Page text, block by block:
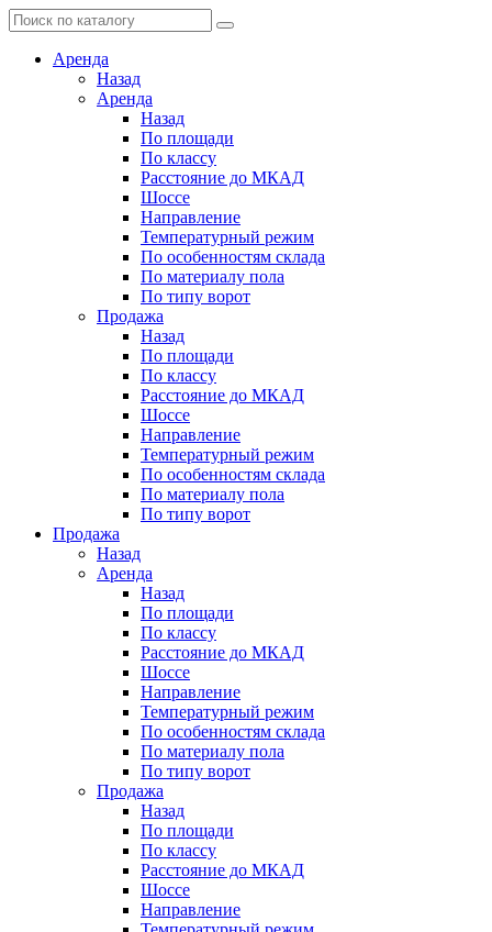
Аренда
Назад
Аренда
Назад
По площади
По классу
Расстояние до МКАД
Шоссе
Направление
Температурный режим
По особенностям склада
По материалу пола
По типу ворот
Продажа
Назад
По площади
По классу
Расстояние до МКАД
Шоссе
Направление
Температурный режим
По особенностям склада
По материалу пола
По типу ворот
Продажа
Назад
Аренда
Назад
По площади
По классу
Расстояние до МКАД
Шоссе
Направление
Температурный режим
По особенностям склада
По материалу пола
По типу ворот
Продажа
Назад
По площади
По классу
Расстояние до МКАД
Шоссе
Направление